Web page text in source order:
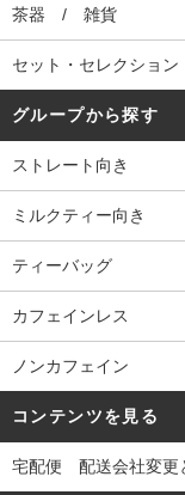
茶器 / 雑貨
セット・セレクション
グループから探す
ストレート向き
ミルクティー向き
ティーバッグ
カフェインレス
ノンカフェイン
コンテンツを見る
宅配便 配送会社変更